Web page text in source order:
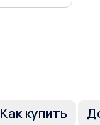
Как купить